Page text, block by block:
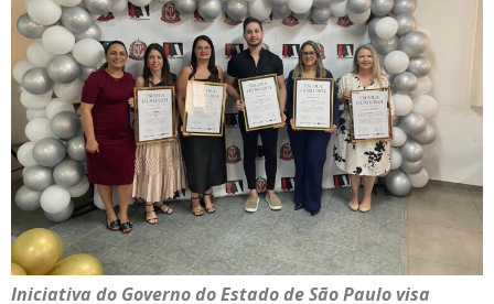
Iniciativa do Governo do Estado de São Paulo visa